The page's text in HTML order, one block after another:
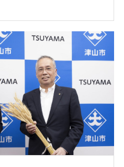
』は、木南さんのパ
りで出会ったおすす
と収録されています。